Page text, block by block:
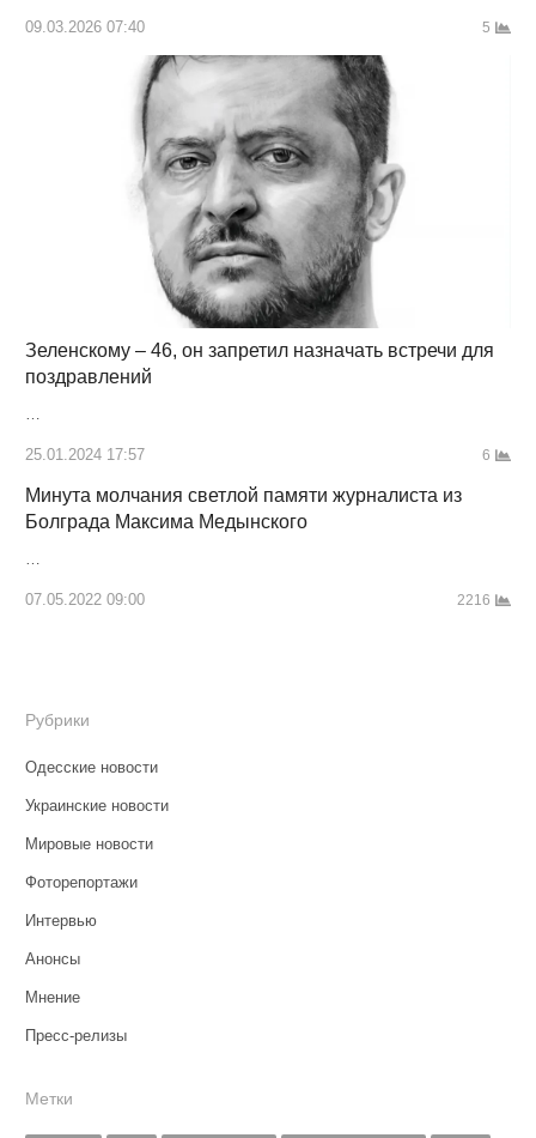
09.03.2026 07:40 5
Зеленскому – 46, он запретил назначать встречи для
поздравлений
25.01.2024 17:57 6
Минута молчания светлой памяти журналиста из
Болграда Максима Медынского
07.05.2022 09:00 2216
Рубрики
Одесские новости
Украинские новости
Мировые новости
Фоторепортажи
Интервью
Анонсы
Мнение
Пресс-релизы
Метки